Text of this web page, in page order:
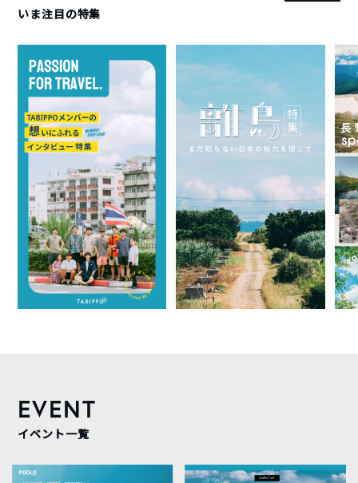
いま注目の特集
EVENT
イベント一覧